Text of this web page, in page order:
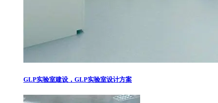
GLP实验室建设，GLP实验室设计方案